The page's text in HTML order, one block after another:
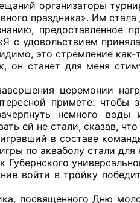
организаторы
праздника». Им
предоставленное
удовольствием
это стремление
он станет для меня
церемонии
примете: чтобы
немного
ей не стали, сказав,
в составе
по акваболу стали
войти в тройку
посвященного Дню